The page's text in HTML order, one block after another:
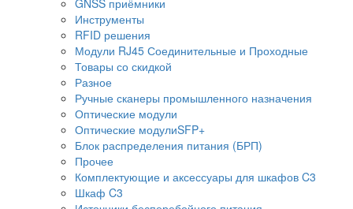
Инструменты
RFID решения
Модули RJ45 Соединительные и Проходные
Товары со скидкой
Разное
Ручные сканеры промышленного назначения
Оптические модули
Оптические модулиSFP+
Блок распределения питания (БРП)
Прочее
Комплектующие и аксессуары для шкафов C3
Шкаф C3